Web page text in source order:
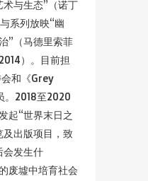
术与生态”（诺丁
系列放映“幽
”（马德里索菲
）。目前担
和《Grey
。2018至2020
起“世界末日之
及出版项目，致
会发生什
废墟中培育社会